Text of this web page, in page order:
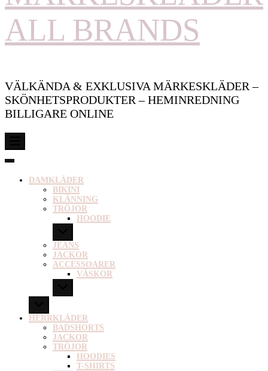
ALL BRANDS
VÄLKÄNDA & EXKLUSIVA MÄRKESKLÄDER –
SKÖNHETSPRODUKTER – HEMINREDNING
BILLIGARE ONLINE
DAMKLÄDER
BIKINI
KLÄNNING
TRÖJOR
HOODIE
JEANS
JACKOR
ACCESSOARER
VÄSKOR
HERRKLÄDER
BADSHORTS
JACKOR
TRÖJOR
HOODIES
T-SHIRTS